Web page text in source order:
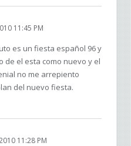
11:45 PM
es un fiesta español 96 y
de el esta como nuevo y el
no me arrepiento
del nuevo fiesta.
11:28 PM